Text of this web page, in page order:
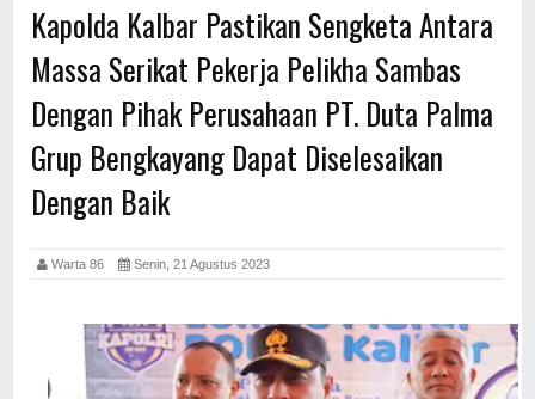
Kapolda Kalbar Pastikan Sengketa Antara
Massa Serikat Pekerja Pelikha Sambas
Dengan Pihak Perusahaan PT. Duta Palma
Grup Bengkayang Dapat Diselesaikan
Dengan Baik
Warta 86 Senin, 21 Agustus 2023